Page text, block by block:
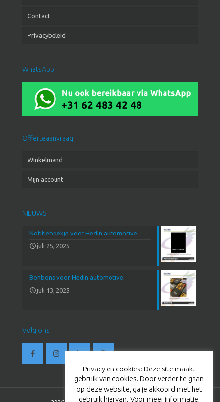
Contact
Privacybeleid
WhatsApp
Offerteaanvraag
Winkelmand
Mijn account
NIEUWS
Notitieboekje voor Hedin automotive
juli 25, 2025
Bonbons voor Hedin automotive
juli 13, 2025
Volg ons
Privacy en cookies: Deze site maakt
gebruik van cookies. Door verder te gaan
op deze website, ga je akkoord met het
gebruik hiervan. Voor meer informatie,